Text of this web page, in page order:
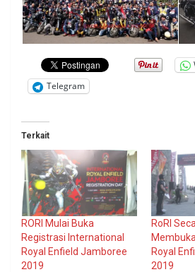
Telegram
Terkait
RORI Mulai Buka
Registrasi International
Royal Enfield Jamboree
2019
RoRI
Royal
2019